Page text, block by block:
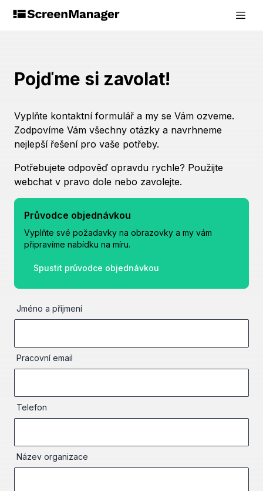
Pojďme si zavolat!
Vyplňte kontaktní formulář a my se Vám ozveme.
Zodpovíme Vám všechny otázky a navrhneme
nejlepší řešení pro vaše potřeby.
Potřebujete odpověď opravdu rychle? Použijte
webchat v pravo dole nebo zavolejte.
Průvodce objednávkou
Vyplňte své požadavky na obrazovky a my vám
připravíme nabídku na míru.
Spustit průvodce objednávkou
Jméno a příjmení
Pracovní email
Telefon
Název organizace